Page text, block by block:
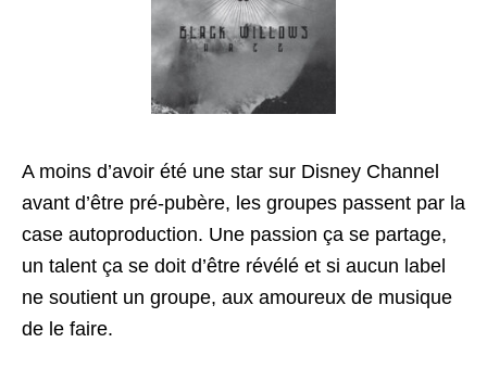
A moins d’avoir été une star sur Disney Channel
avant d’être pré-pubère, les groupes passent par la
case autoproduction. Une passion ça se partage,
un talent ça se doit d’être révélé et si aucun label
ne soutient un groupe, aux amoureux de musique
de le faire.